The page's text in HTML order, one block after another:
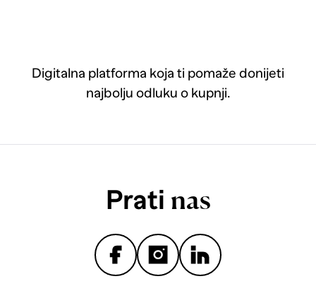
Digitalna platforma koja ti pomaže donijeti
najbolju odluku o kupnji.
Prati nas